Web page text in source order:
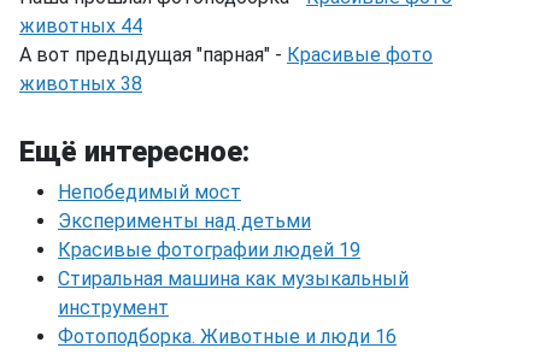
животных 44
А вот предыдущая "парная" - Красивые фото
животных 38
Ещё интересное:
Непобедимый мост
Эксперименты над детьми
Красивые фотографии людей 19
Стиральная машина как музыкальный
инструмент
Фотоподборка. Животные и люди 16